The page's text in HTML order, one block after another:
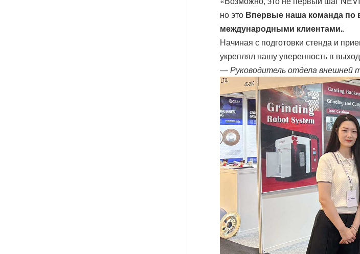
но это Впервые наша команда по
международными клиентами..
Начиная с подготовки стенда и
укреплял нашу уверенность в
—Руководитель отдела внешней